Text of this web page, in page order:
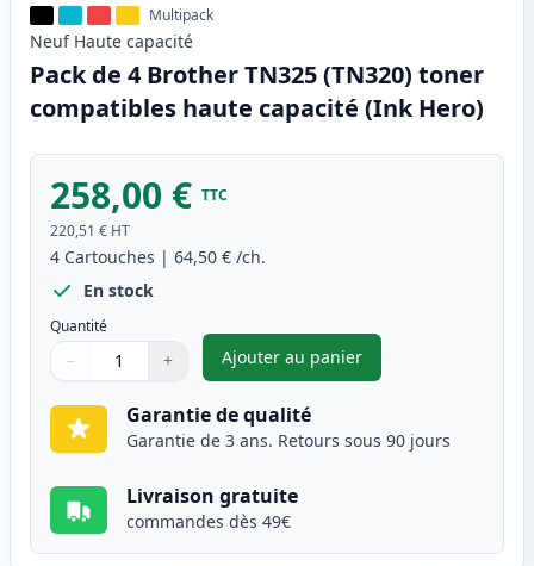
Multipack
Neuf Haute capacité
Pack de 4 Brother TN325 (TN320) toner
compatibles haute capacité (Ink Hero)
258,00 € TTC
220,51 € HT
4 Cartouches | 64,50 € /ch.
En stock
Quantité
Quantité
Utilisez les boutons pour ajuster
− +
Quantité
Ajouter au panier
,Pack de 4 Brother TN325
Garantie de qualité
Garantie de 3 ans. Retours sous 90 jours
Livraison gratuite
commandes dès 49€